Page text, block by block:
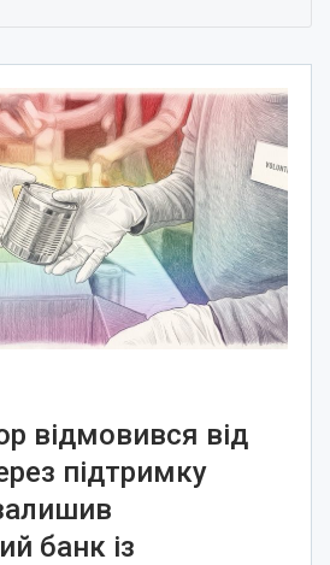
відмовився від
підтримку
банк із